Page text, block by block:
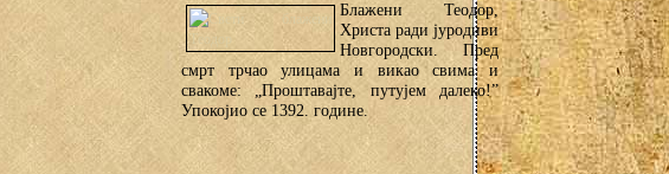
Блажени Теодор,
Христа ради јуродиви
Новгородски. Пред
смрт трчао улицама и викао свима и
свакоме: „Проштавајте, путујем далеко!”
Упокојио се 1392. године.